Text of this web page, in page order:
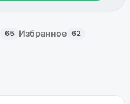
65 Избранное 62